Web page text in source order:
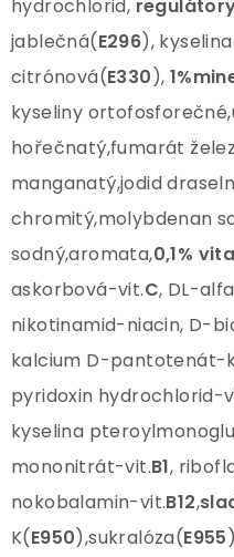
hydrochlorid,
jablečná(E296), kyselina
citrónová(E330),
kyseliny
hořečnatý,fumarát
manganatý,jodid
chromitý,molybdenan
sodný,aromata,0,1%
askorbová-vit.C, DL-
nikotinamid-niacin, D-
kalcium D-pantotenát-
pyridoxin hydrochlorid-
kyselina
mononitrát-vit.B1,
nokobalamin-vit.B12,
K(E950),sukralóza(E955